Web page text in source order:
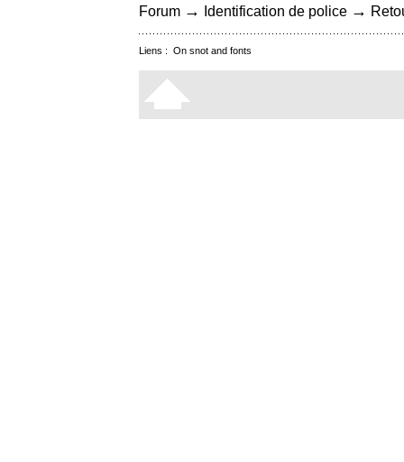
Forum → Identification de police →
Liens : On snot and fonts